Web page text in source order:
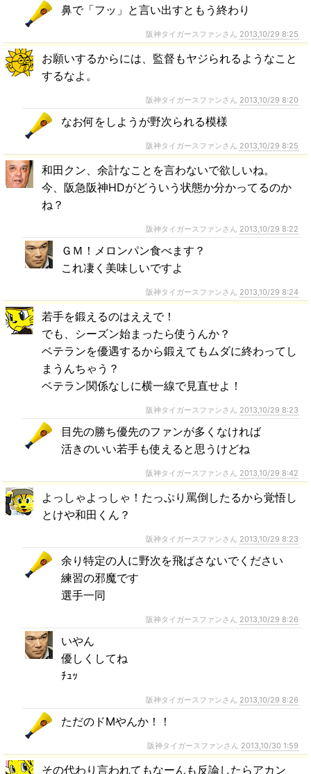
鼻で「フッ」と言い出すともう終わり
阪神タイガースファンさん 2013,10/29 8:25
お願いするからには、監督もヤジられるようなこと
するなよ。
阪神タイガースファンさん 2013,10/29 8:20
なお何をしようが野次られる模様
阪神タイガースファンさん 2013,10/29 8:25
和田クン、余計なことを言わないで欲しいね。
今、阪急阪神HDがどういう状態か分かってるのか
ね？
阪神タイガースファンさん 2013,10/29 8:22
ＧＭ！メロンパン食べます？
これ凄く美味しいですよ
阪神タイガースファンさん 2013,10/29 8:24
若手を鍛えるのはええで！
でも、シーズン始まったら使うんか？
ベテランを優遇するから鍛えてもムダに終わってし
まうんちゃう？
ベテラン関係なしに横一線で見直せよ！
阪神タイガースファンさん 2013,10/29 8:23
目先の勝ち優先のファンが多くなければ
活きのいい若手も使えると思うけどね
阪神タイガースファンさん 2013,10/29 8:42
よっしゃよっしゃ！たっぷり罵倒したるから覚悟し
とけや和田くん？
阪神タイガースファンさん 2013,10/29 8:23
余り特定の人に野次を飛ばさないでください
練習の邪魔です
選手一同
阪神タイガースファンさん 2013,10/29 8:26
いやん
優しくしてね
ﾁｭｯ
阪神タイガースファンさん 2013,10/29 8:26
ただのドMやんか！！
阪神タイガースファンさん 2013,10/30 1:59
その代わり言われてもなーんも反論したらアカン